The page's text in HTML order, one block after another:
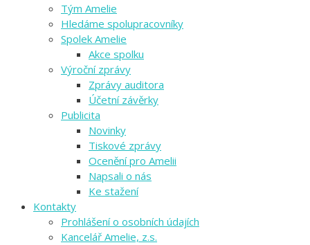
Tým Amelie
Hledáme spolupracovníky
Spolek Amelie
Akce spolku
Výroční zprávy
Zprávy auditora
Účetní závěrky
Publicita
Novinky
Tiskové zprávy
Ocenění pro Amelii
Napsali o nás
Ke stažení
Kontakty
Prohlášení o osobních údajích
Kancelář Amelie, z.s.